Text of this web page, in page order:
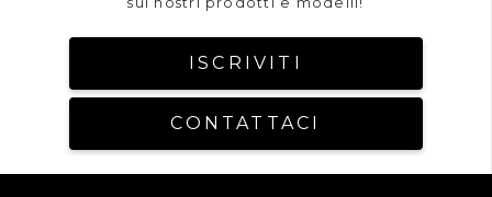
ISCRIVITI
CONTATTACI